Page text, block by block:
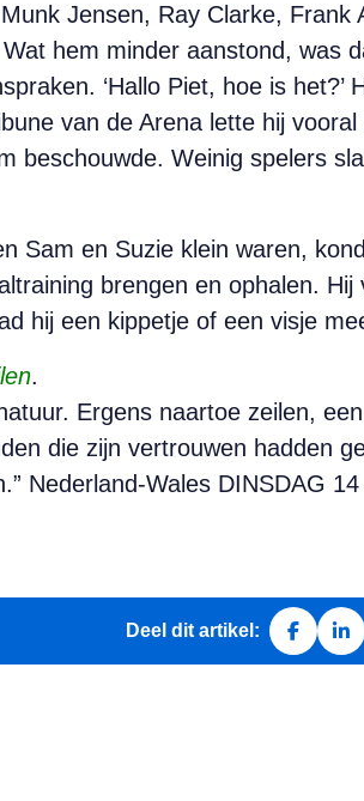
Jensen, Ray Clarke,
hem minder aanstond, was
‘Hallo Piet, hoe is
van de Arena lette hij
beschouwde. Weinig spelers
Sam en Suzie klein waren,
brengen en ophalen.
hij een kippetje of een visje
.
Ergens naartoe zeilen,
die zijn vertrouwen hadden
Nederland-Wales DINSDAG
Deel dit artikel:
Deel op